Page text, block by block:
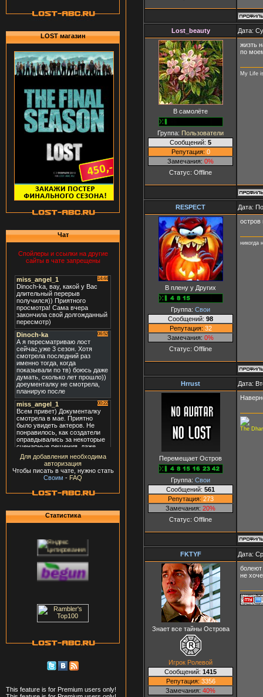
LOST магазин
Чат
Спойлеры и ссылки на другие
сайты в чате запрещены
Для добавления необходима
авторизация
Чтобы писать в чате, нужно стать
Своим - FAQ
Статистика
This feature is for Premium users only!
Lost_beauty Дата:
В самолёте
Группа: Пользователи
Сообщений: 5
Репутация: 0
Замечания: 0%
Статус: Offline
жизть
по
My Life
RESPECT Дата:
В плену у Других
Группа: Свои
Сообщений: 98
Репутация: 32
Замечания: 0%
Статус: Offline
остров
никогда
Hrrust Дата:
Перемещает Остров
Группа: Свои
Сообщений: 561
Репутация: 273
Замечания: 20%
Статус: Offline
The
FKTYF Дата:
Знает все тайны Острова
Игрок Ролевой
Сообщений: 1415
Репутация: 3356
Замечания: 40%
болеют
не